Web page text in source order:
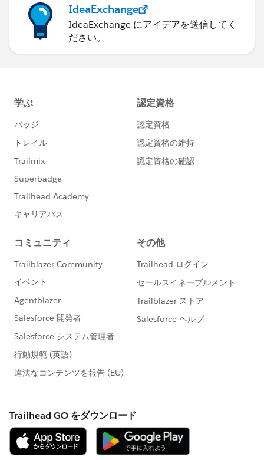
IdeaExchange
IdeaExchange にアイデアを送信してく
ださい。